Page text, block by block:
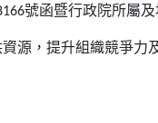
號函暨行政院所屬
源，提升組織競爭力